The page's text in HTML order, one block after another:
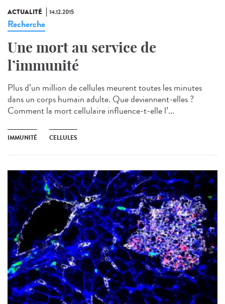
ACTUALITÉ 14.12.2015
Recherche
Une mort au service de
l’immunité
Plus d’un million de cellules meurent toutes les minutes
dans un corps humain adulte. Que deviennent-elles ?
Comment la mort cellulaire influence-t-elle l’...
IMMUNITÉ CELLULES